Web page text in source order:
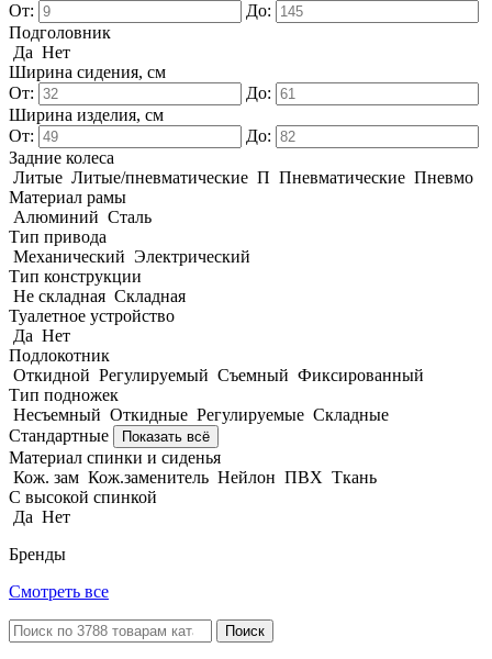
От:
До:
Подголовник
Да Нет
Ширина сидения, см
От:
До:
Ширина изделия, см
От:
До:
Задние колеса
Литые Литые/пневматические П Пневматические Пневмо
Материал рамы
Алюминий Сталь
Тип привода
Механический Электрический
Тип конструкции
Не складная Складная
Туалетное устройство
Да Нет
Подлокотник
Откидной Регулируемый Съемный Фиксированный
Тип подножек
Несъемный Откидные Регулируемые Складные
Стандартные
Показать всё
Материал спинки и сиденья
Кож. зам Кож.заменитель Нейлон ПВХ Ткань
С высокой спинкой
Да Нет
Бренды
Смотреть все
Поиск